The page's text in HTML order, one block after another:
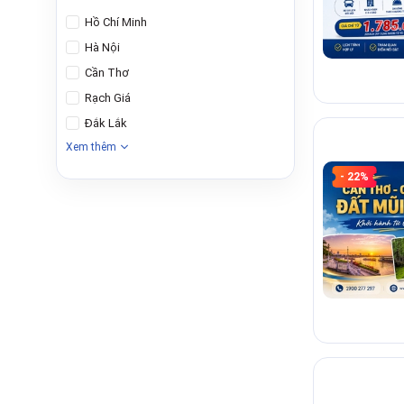
Hồ Chí Minh
Hà Nội
Cần Thơ
Rạch Giá
Đắk Lắk
Xem thêm
Phù hợp:
Điểm
Ưu tiên
Hành
VAI TRÒ
Trang này là
chi tiết, giờ
ĐIỂM
- 22%